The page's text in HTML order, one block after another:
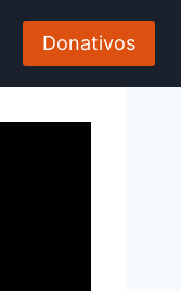
Donativos